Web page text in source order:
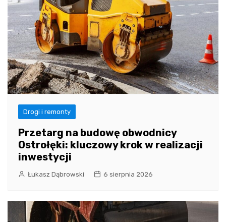
Drogi i remonty
Przetarg na budowę obwodnicy
Ostrołęki: kluczowy krok w realizacji
inwestycji
Łukasz Dąbrowski 6 sierpnia 2026